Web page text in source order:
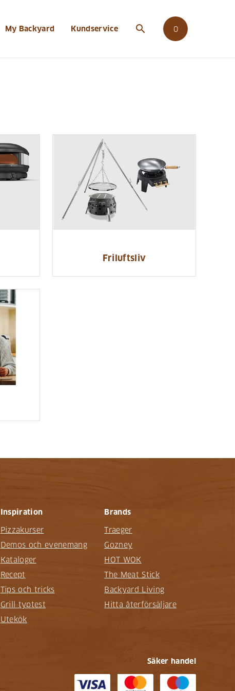
My Backyard Kundservice search 0
Friluftsliv
Inspiration
Pizzakurser
Demos och evenemang
Kataloger
Recept
Tips och tricks
Grill typtest
Utekök
Brands
Traeger
Gozney
HOT WOK
The Meat Stick
Backyard Living
Hitta återförsäljare
Säker handel